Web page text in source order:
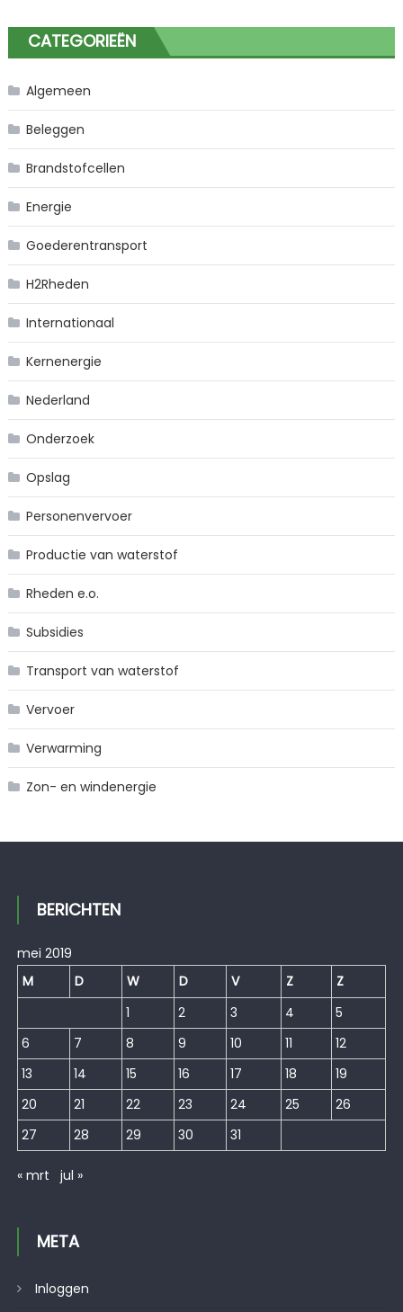
CATEGORIEËN
Algemeen
Beleggen
Brandstofcellen
Energie
Goederentransport
H2Rheden
Internationaal
Kernenergie
Nederland
Onderzoek
Opslag
Personenvervoer
Productie van waterstof
Rheden e.o.
Subsidies
Transport van waterstof
Vervoer
Verwarming
Zon- en windenergie
BERICHTEN
mei 2019
M
D W D V Z
Z
1
2 3 4
5
6
7 8 9 10 11
12
13
14 15 16 17 18
19
20
21 22 23 24 25
26
27
28 29 30 31
« mrt jul »
META
Inloggen